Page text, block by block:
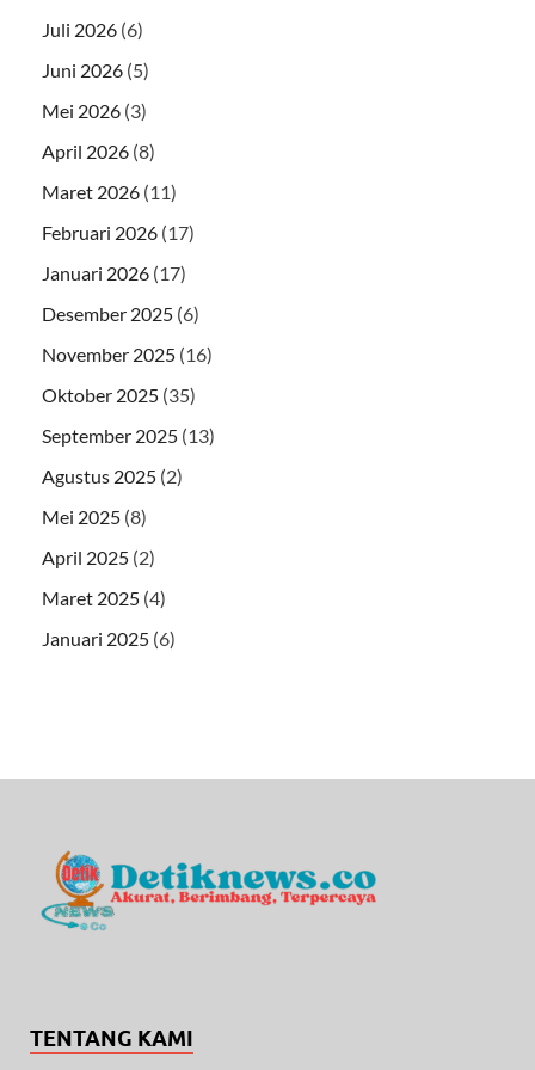
Juli 2026 (6)
Juni 2026 (5)
Mei 2026 (3)
April 2026 (8)
Maret 2026 (11)
Februari 2026 (17)
Januari 2026 (17)
Desember 2025 (6)
November 2025 (16)
Oktober 2025 (35)
September 2025 (13)
Agustus 2025 (2)
Mei 2025 (8)
April 2025 (2)
Maret 2025 (4)
Januari 2025 (6)
TENTANG KAMI